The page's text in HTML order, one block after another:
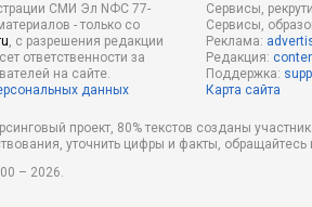
СМИ Эл NФС 77-
- только со
, с разрешения редакции
ответственности за
на сайте.
данных
Сервисы,
Сервисы,
Реклама:
Редакция:
Поддержка:
Карта сайта
проект, 80% текстов созданы
уточнить цифры и факты,
– 2026.